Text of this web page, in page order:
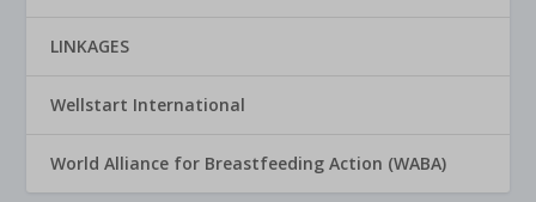
LINKAGES
Wellstart International
World Alliance for Breastfeeding Action (WABA)